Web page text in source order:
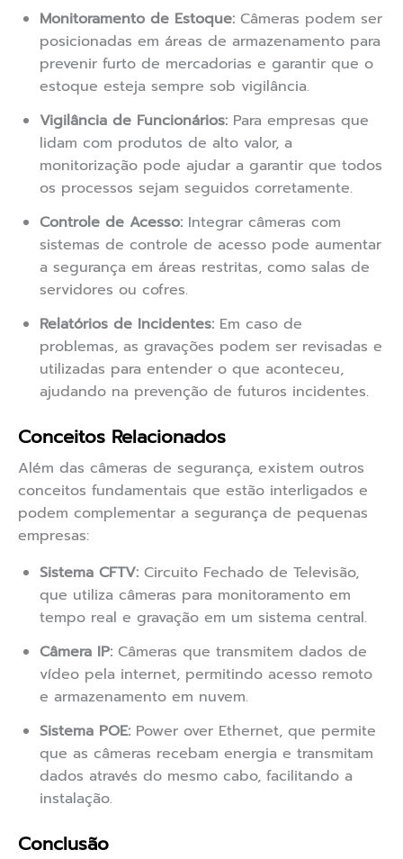
Monitoramento de Estoque: Câmeras podem ser
posicionadas em áreas de armazenamento para
prevenir furto de mercadorias e garantir que o
estoque esteja sempre sob vigilância.
Vigilância de Funcionários: Para empresas que
lidam com produtos de alto valor, a
monitorização pode ajudar a garantir que todos
os processos sejam seguidos corretamente.
Controle de Acesso: Integrar câmeras com
sistemas de controle de acesso pode aumentar
a segurança em áreas restritas, como salas de
servidores ou cofres.
Relatórios de Incidentes: Em caso de
problemas, as gravações podem ser revisadas e
utilizadas para entender o que aconteceu,
ajudando na prevenção de futuros incidentes.
Conceitos Relacionados
Além das câmeras de segurança, existem outros
conceitos fundamentais que estão interligados e
podem complementar a segurança de pequenas
empresas:
Sistema CFTV: Circuito Fechado de Televisão,
que utiliza câmeras para monitoramento em
tempo real e gravação em um sistema central.
Câmera IP: Câmeras que transmitem dados de
vídeo pela internet, permitindo acesso remoto
e armazenamento em nuvem.
Sistema POE: Power over Ethernet, que permite
que as câmeras recebam energia e transmitam
dados através do mesmo cabo, facilitando a
instalação.
Conclusão